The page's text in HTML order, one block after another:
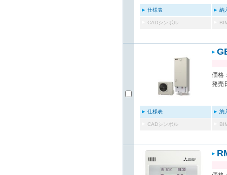
仕様表 納
CADシンボル
価格
発売
仕様表 納
CADシンボル